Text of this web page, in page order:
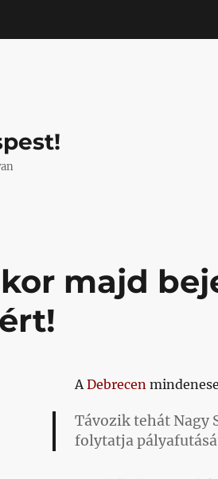
majd
ADebrecen
Távozik tehát Nagy
folytatja